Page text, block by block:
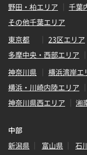
野田・柏エリア
千葉
その他千葉エリア
東京都
23区エリア
多摩中央・西部エリア
神奈川県
横浜湾岸エ
横浜・川崎内陸エリア
神奈川県西エリア
湘
中部
新潟県
富山県 石